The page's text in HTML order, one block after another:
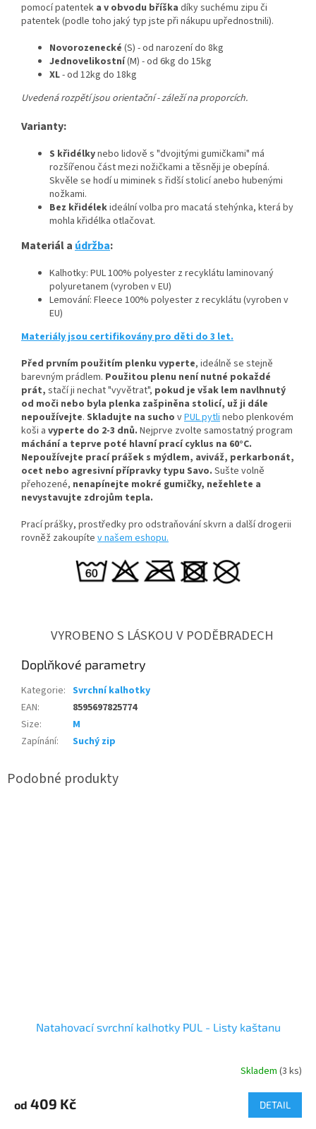
pomocí patentek a v obvodu bříška díky suchému zipu či
patentek (podle toho jaký typ jste při nákupu upřednostnili).
Novorozenecké (S) - od narození do 8kg
Jednovelikostní(M) - od 6kg do 15kg
XL- od 12kg do 18kg
Uvedená rozpětí jsou orientační - záleží na proporcích.
Varianty:
S křidélkynebo lidově s "dvojitými gumičkami" má
rozšířenou část mezi nožičkami a těsněji je obepíná.
Skvěle se hodí u miminek s řidší stolicí anebo hubenými
nožkami.
Bez křidélekideální volba pro macatá stehýnka, která by
mohla křidélka otlačovat.
Materiál a údržba:
Kalhotky: PUL 100% polyester z recyklátu laminovaný
polyuretanem (vyroben v EU)
Lemování: Fleece 100% polyester z recyklátu (vyroben v
EU)
Materiály jsou certifikovány pro děti do 3 let.
Před prvním použitím plenku vyperte, ideálně se stejně
barevným prádlem. Použitou plenu není nutné pokaždé
prát, stačí ji nechat "vyvětrat", pokud je však lem navlhnutý
od moči nebo byla plenka zašpiněna stolicí, už ji dále
nepoužívejte. Skladujte na sucho vPUL pytlinebo plenkovém
koši a vyperte do 2-3 dnů. Nejprve zvolte samostatný program
máchání a teprve poté hlavní prací cyklus na 60°C.
Nepoužívejte prací prášek s mýdlem, aviváž, perkarbonát,
ocet nebo agresivní přípravky typu Savo. Sušte volně
přehozené, nenapínejte mokré gumičky, nežehlete a
nevystavujte zdrojům tepla.
Prací prášky, prostředky pro odstraňování skvrn a další drogerii
rovněž zakoupíte v našem eshopu.
VYROBENO S LÁSKOU V PODĚBRADECH
Doplňkové parametry
Kategorie: Svrchní kalhotky
EAN:
8595697825774
Size:
M
Zapínání: Suchý zip
Natahovací svrchní kalhotky PUL - Listy kaštanu
Skladem (3 ks)
od 409 Kč DETAIL